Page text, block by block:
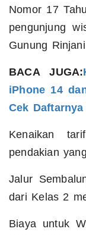
Nomor 17
pengunjung
Gunung
BACA JUGA:
iPhone 14
Cek
Kenaikan
pendakian
Jalur
dari Kelas 2
Biaya untuk